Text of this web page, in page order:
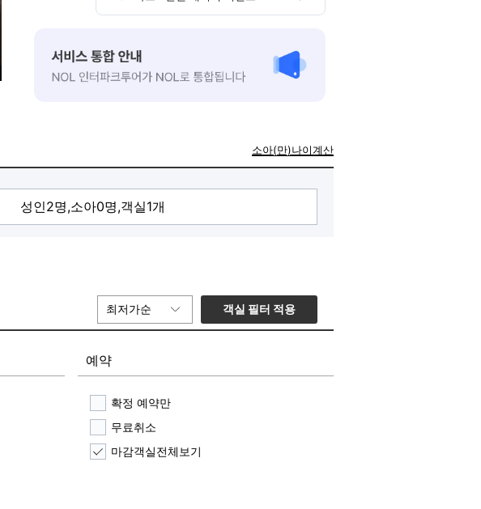
소아(만)나이계산
최저가순 객실 필터 적용
예약
확정 예약만
무료취소
마감객실전체보기